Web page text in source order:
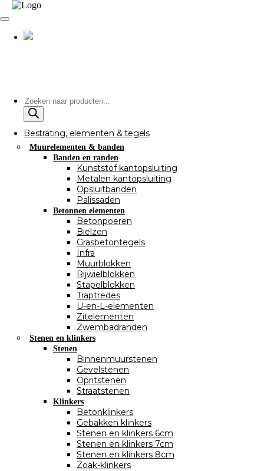
Producten
zoeken
Bestrating, elementen & tegels
Muurelementen & banden
Banden en randen
Kunststof kantopsluiting
Metalen kantopsluiting
Opsluitbanden
Palissaden
Betonnen elementen
Betonpoeren
Bielzen
Grasbetontegels
Infra
Muurblokken
Rijwielblokken
Stapelblokken
Traptredes
U-en-L-elementen
Zitelementen
Zwembadranden
Stenen en klinkers
Stenen
Binnenmuurstenen
Gevelstenen
Opritstenen
Straatstenen
Klinkers
Betonklinkers
Gebakken klinkers
Stenen en klinkers 6cm
Stenen en klinkers 7cm
Stenen en klinkers 8cm
Zoak-klinkers